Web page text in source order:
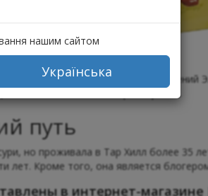
нашим сайтом
Українська
в выборе литературных произведений
на книги Эллен Фишер в Украине.
путь
но проживала в Тар Хилл более 35
лет. Кроме того, она является
в интернет-магазине